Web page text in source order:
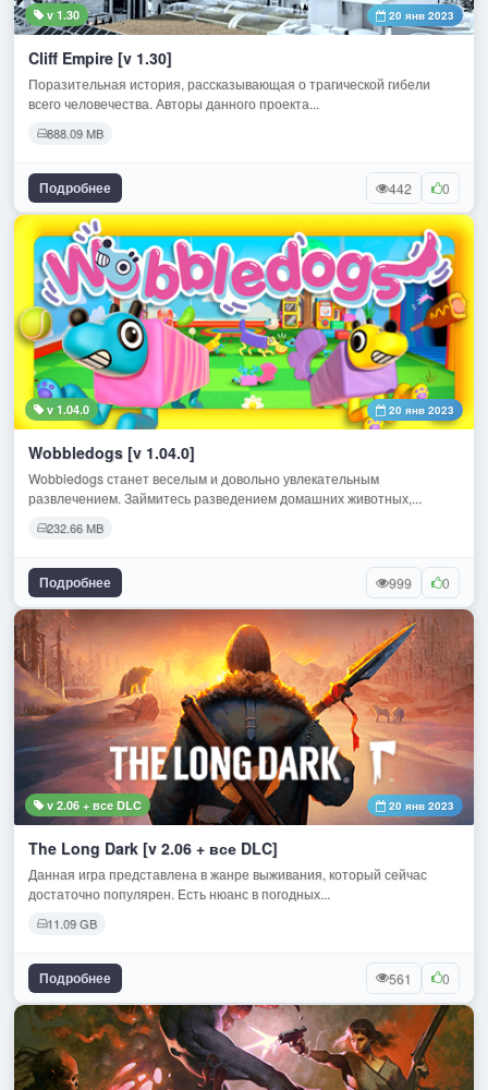
v 1.30 20 янв 2023
Cliff Empire [v 1.30]
Поразительная история, рассказывающая о трагической гибели
всего человечества. Авторы данного проекта...
888.09 MB
Подробнее 442 0
v 1.04.0 20 янв 2023
Wobbledogs [v 1.04.0]
Wobbledogs станет веселым и довольно увлекательным
развлечением. Займитесь разведением домашних животных,...
232.66 MB
Подробнее 999 0
v 2.06 + все DLC 20 янв 2023
The Long Dark [v 2.06 + все DLC]
Данная игра представлена в жанре выживания, который сейчас
достаточно популярен. Есть нюанс в погодных...
11.09 GB
Подробнее 561 0